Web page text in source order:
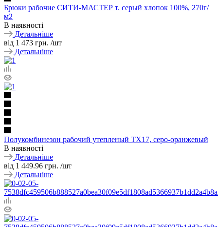
Брюки рабочие СИТИ-МАСТЕР т. серый хлопок 100%, 270г/
м2
В наявності
Детальніше
від 1 473 грн. /шт
Детальніше
Полукомбинезон рабочий утепленый TX17, серо-оранжевый
В наявності
Детальніше
від 1 449.96 грн. /шт
Детальніше